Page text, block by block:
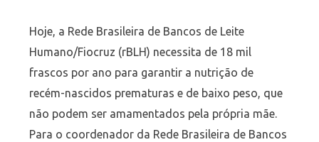
Hoje, a Rede Brasileira de Bancos de Leite
Humano/Fiocruz (rBLH) necessita de 18 mil
frascos por ano para garantir a nutrição de
recém-nascidos prematuras e de baixo peso, que
não podem ser amamentados pela própria mãe.
Para o coordenador da Rede Brasileira de Bancos